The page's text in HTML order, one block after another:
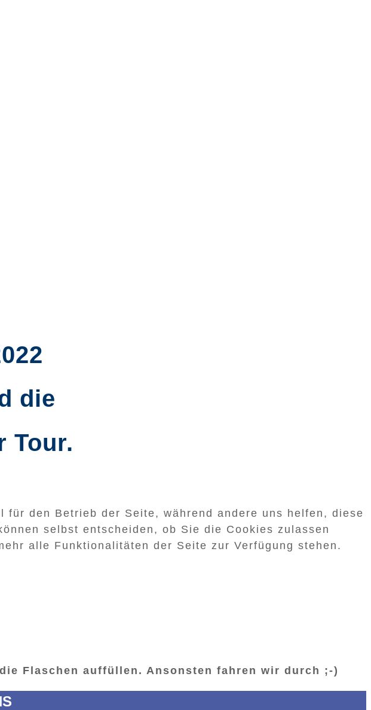
die
Tour.
Flaschen auffüllen. Ansonsten fahren wir durch ;-)
den Betrieb der Seite, während andere uns helfen, diese
selbst entscheiden, ob Sie die Cookies zulassen
alle Funktionalitäten der Seite zur Verfügung stehen.